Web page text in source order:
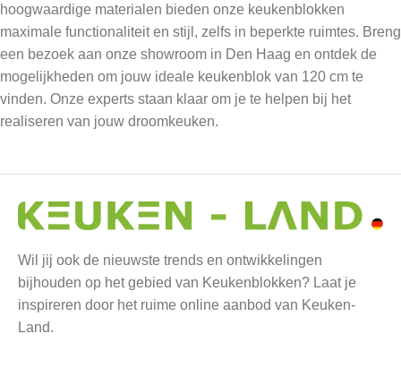
hoogwaardige materialen bieden onze keukenblokken
maximale functionaliteit en stijl, zelfs in beperkte ruimtes. Breng
een bezoek aan onze showroom in Den Haag en ontdek de
mogelijkheden om jouw ideale keukenblok van 120 cm te
vinden. Onze experts staan klaar om je te helpen bij het
realiseren van jouw droomkeuken.
Wil jij ook de nieuwste trends en ontwikkelingen
bijhouden op het gebied van Keukenblokken? Laat je
inspireren door het ruime online aanbod van Keuken-
Land.